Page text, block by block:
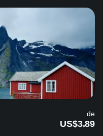
de
US$3.89